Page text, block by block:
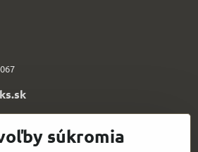
súkromia